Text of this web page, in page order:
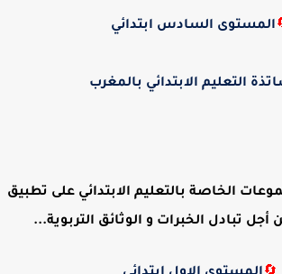
المستوى السادس ابتدائي
التعليم الابتدائي بالمغرب
الخاصة بالتعليم الابتدائي على تطبيق
تبادل الخبرات و الوثائق التربوية...